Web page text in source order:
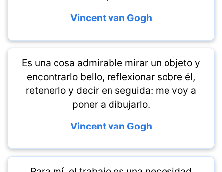
Vincent van Gogh
Es una cosa admirable mirar un objeto y
encontrarlo bello, reflexionar sobre él,
retenerlo y decir en seguida: me voy a
poner a dibujarlo.
Vincent van Gogh